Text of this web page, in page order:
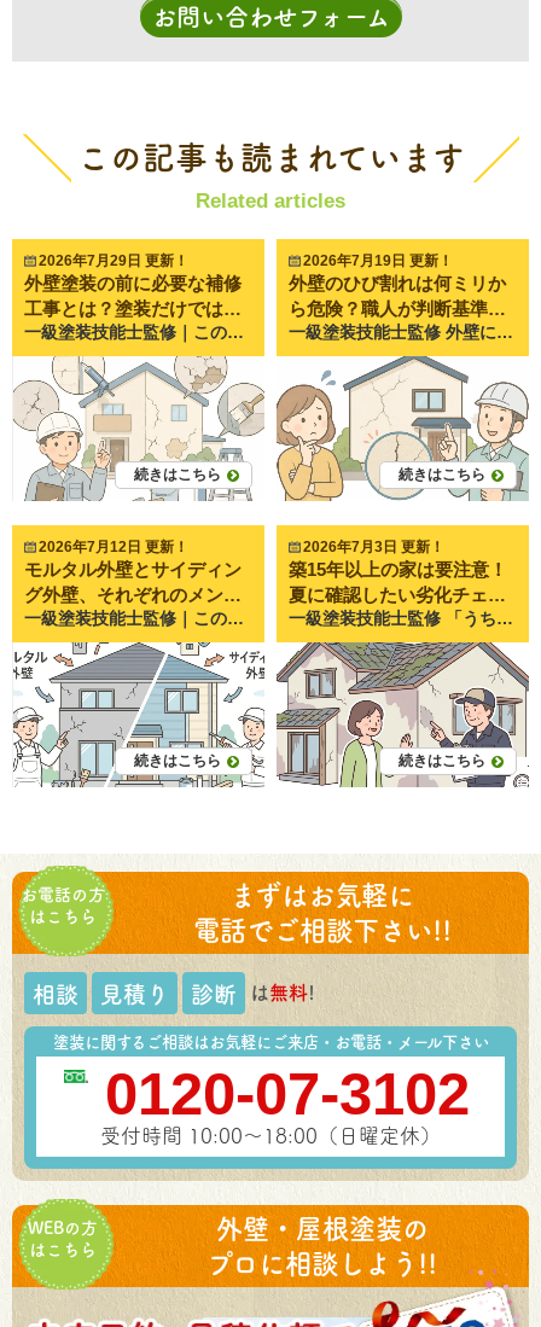
お問い合わせフォーム
この記事も読まれています
Related articles
2026年7月29日 更新！
外壁塗装の前に必要な補修
工事とは？塗装だけでは直
らない劣化を一級塗装技能
士が解説
一級塗装技能士監修｜この記事では、外壁塗装の前に行う補修工事の種類や必要性について、専門業者の視点からわかりやすく解説します。塗装だけでは改善できない症状や、補修を省略した場合のリスクについても詳しくご紹介します。 外壁塗装の前に必要な補修工事とは？塗装だけでは直らない劣化を一級塗装技能士が解説 一級塗装技能士監修｜この記事では、外壁塗装前に必要となる補修工事について詳しく解説します。塗装は家をきれいにするだけでなく、建物を長く守るための工事です。その効果を十分に発揮するには、塗る前の下地補修が欠かせません。 外壁塗装をご検討中のお客様から、 「ひび割れも一緒に直りますか？」 「塗装すれば全部きれいになりますか？」 「補修工事って本当に必要なんですか？」 というご質問をいただくことがあります。 岡山県倉敷市・岡山市で20年以上施工を続けるペイントプロ美達でも、このようなご相談は非常に多く寄せられます。 結論からお伝えすると、塗装だけでは直らない劣化があります。 むしろ、補修工事をしないまま塗装すると、せっかくの塗装が数年で傷んでしまうこともあります。 今回は、外壁塗装前に行う補修工事について、職人の視点からわかりやすくご紹介します。 外壁塗装の前に補修工事が必要な理由 塗装は「家を修理する工事」ではない 塗装には、防水性や耐久性を高める役割があります。 しかし、塗料そのものには割れた外壁を元通りにする力はありません。 例えば、 ・ひび割れ ・外壁の欠け ・サイディングの隙間 ・剥がれ ・浮き このような症状は、まず補修してから塗装します。 つまり、 「補修→下塗り→中塗り→上塗り」 という順番で施工することで、本来の耐久性が得られます。 補修をしないまま塗装するとどうなる？ 補修を省略すると、 ・ひび割れが再発する ・雨水が侵入する ・塗膜が割れる ・膨れや剥がれが起こる など、早期劣化につながります。 見た目はきれいでも、中身が傷んだままでは意味がありません。 外壁塗装前によく行う補修工事の種類 ひび割れ（クラック）補修 最も多い補修がひび割れです。 細いひびなら専用の補修材を充填し、大きなひびは内部まで補修を行います。 幅や深さによって補修方法は変わります。 職人は、見た目だけではなく、建物の動きや劣化状況まで確認しています。 （施工前後の写真を掲載すると非常に分かりやすいポイントです。） コーキング（シーリング）の打ち替え・増し打ち サイディング住宅では欠かせない工事です。 コーキングとは、外壁同士のつなぎ目にあるゴム状の部分です。 紫外線で硬くなると、 ・ひび割れ ・剥離 ・隙間 が発生します。 この状態では雨水が侵入しやすくなるため、多くの場合は新しく打ち替えます。 ペイントプロ美達でも、この補修を行ってから塗装しています。 外壁の浮き・剥がれ補修 モルタル外壁では、下地から浮いているケースがあります。 浮いたまま塗装すると、数年以内に剥がれる可能性があります。 必要に応じて固定や部分補修を行い、安全な状態に戻してから塗装します。 欠け・欠損部分の補修 外壁の角が欠けたり、ぶつけて割れている場合もあります。 このまま塗装すると、欠けた部分はそのまま残ります。 専用の補修材で形を整えたうえで塗装することで、仕上がりも美しくなります。 金属部分のサビ補修 雨樋金具や鉄部ではサビもよく見られます。 塗装前には、 ・サビ落とし ・ケレン作業（古い塗膜やサビを削る作業） ・サビ止め塗装 を行います。 この下準備が塗膜の寿命を左右します。 塗装だけでは直らないケースもある 雨漏りしている場合 雨漏りは原因を特定しなければ改善しません。 塗装だけでは止まらないことも多く、防水工事や板金工事が必要になるケースがあります。 外壁内部まで傷んでいる場合 水分が長期間入り込むと、内部の木材まで腐食していることがあります。 この場合は一部張り替えや下地交換が必要です。 下地が腐食している場合 塗料は下地に密着して初めて性能を発揮します。 土台が傷んでいれば、どんな高性能塗料でも長持ちしません。 ペイントプロ美達で実際によくあるご相談 「塗装だけで直りますか？」というご相談が非常に多い 私たちがお客様のお宅を調査すると、 「他社では塗装だけと言われました」 というケースがあります。 しかし実際には、 ・コーキングが切れている ・外壁が割れている ・サビが進行している という状態も珍しくありません。 そのため美達では、補修が必要な箇所を写真で撮影し、一つひとつご説明しています。 「なぜ補修が必要なのか」をご理解いただいてから工事を進めるよう心掛けています。 補修を行った施工事例をご紹介 （ここには実際の施工事例がおすすめです。） ・補修前 ・補修中 ・塗装後 この3枚を掲載すると、お客様にも違いが伝わりやすくなります。 良い塗装工事は見えない補修で決まる 見積書で確認したい補修項目 見積書を見る際は、 ・クラック補修 ・コーキング工事 ・下地補修 ・ケレン作業 などが記載されているか確認しましょう。 「一式」とだけ書かれている場合は、内容を確認することをおすすめします。 補修内容を写真で説明してくれる業者を選ぶ 信頼できる業者は、 「どこを、どのように補修したか」 を写真付きで説明してくれます。 見えない部分だからこそ、丁寧に説明してくれる会社を選ぶことが、満足のいく工事につながります。 まとめ｜長持ちする塗装は補修工事から始まる 外壁塗装は、塗料を塗ることだけが工事ではありません。 建物の状態を正しく診断し、必要な補修を丁寧に行うことで、初めて塗装本来の耐久性を発揮できます。 特に岡山県倉敷市・岡山市でも、築15年以上のお住まいでは、ひび割れやコーキングの劣化が見つかるケースが少なくありません。補修を適切に行うことが、将来的な雨漏りや大規模な修繕を防ぐことにもつながります。 ペイントプロ美達では、お住まいの状態を細かく点検し、補修が必要な箇所は写真を使いながらわかりやすくご説明しています。「本当に補修が必要なのか」「塗装だけで大丈夫なのか」といった疑問にも、一級塗装技能士の視点で丁寧にお答えしています。 外壁のひび割れやコーキングの劣化など、少しでも気になる症状がありましたら、お気軽にペイントプロ美達へご相談ください。現地調査・お見積もりを通して、お住まいに合った最適なメンテナンス方法をご提案いたします。
続きはこちら
2026年7月19日 更新！
外壁のひび割れは何ミリか
ら危険？職人が判断基準を
解説
一級塗装技能士監修 外壁にひび割れを見つけると、「すぐに補修しないと危険なの？」「塗装だけで直るの？」と不安になる方は多いのではないでしょうか。 実際にペイントプロ美達でも、倉敷市や岡山市のお客様から「このひび割れは大丈夫ですか？」というご相談を数多くいただきます。 しかし、外壁のひび割れはすべてが危険というわけではありません。幅や深さ、発生している場所によって緊急性は大きく異なります。 この記事では、外壁のひび割れは何ミリから危険なのか、職人が現場で実際に判断している基準をわかりやすく解説します。 外壁のひび割れは何ミリから危険なのか？ 結論からいうと、一般的に幅0.3mmが一つの判断基準になります。 もちろん幅だけで全てを判断できるわけではありませんが、多くの建築業界では0.3mm以上のひび割れを注意が必要なクラックとして扱います。 0.3mm未満はヘアークラックと呼ばれる 髪の毛ほどの細さのひび割れをヘアークラックと呼びます。 幅は0.3mm未満で、塗膜だけに発生しているケースがほとんどです。 この段階で直ちに雨漏りする可能性は高くありませんが、塗膜の劣化が始まっているサインではあります。 次回の塗装時期を検討する目安になるでしょう。 0.3mm以上は注意が必要 0.3mmを超えると外壁材自体にひび割れが及んでいる可能性があります。 ここからは雨水が入り込みやすくなり、外壁内部への影響も考えられます。 専門業者による点検を受けることをおすすめします。 1mm以上は早めの点検がおすすめ 1mm以上のひび割れになると、建物内部へ水が侵入するリスクが高まります。 実際にペイントプロ美達でも、雨漏り相談のお宅を調査すると1mm以上のクラックが見つかるケースは少なくありません。 ひび割れを見つけたら放置せず、早めに状態を確認してもらうことが大切です。 外壁にひび割れが発生する原因 紫外線による劣化 岡山県は全国的に見ても晴天日数が多い地域です。 外壁は毎日紫外線を受け続けるため、塗膜が徐々に劣化していきます。 防水性能が低下すると外壁表面が硬くなり、ひび割れが発生しやすくなります。 建物の揺れや地震 建物は常に微細な揺れを繰り返しています。 大型車両の通行や地震、強風などの影響によって外壁に負荷がかかり、クラックが発生することがあります。 防水性能の低下 塗装の防水効果が弱くなると、外壁が水分を吸収しやすくなります。 乾燥と吸水を繰り返すことで膨張と収縮が起こり、ひび割れにつながります。 施工後の経年劣化 どんな外壁でも時間とともに劣化します。 新築から10年以上経過すると、ひび割れの発生リスクは徐々に高まります。 ひび割れの種類によって危険度は違う ヘアークラック 最も多いのがヘアークラックです。 細く浅いひび割れで、塗膜の劣化が主な原因です。 比較的緊急性は低いものの、放置期間が長くなると進行することがあります。 構造クラック 幅が大きく深いひび割れです。 建物の動きや構造部分に影響している可能性があります。 雨漏りや内部腐食の原因となるため注意が必要です。 開口部周辺のクラック 窓やドアの角付近は力が集中しやすい場所です。 斜めにひび割れが伸びている場合は、特に慎重な確認が必要になります。 危険なひび割れを放置するとどうなる？ 雨水が侵入する ひび割れから侵入した雨水は外壁内部に溜まります。 表面上は小さなひび割れでも、内部では被害が広がっていることがあります。 外壁内部が腐食する 木造住宅の場合、柱や下地材が腐食する恐れがあります。 見えない部分で劣化が進むため発見が遅れやすいのが特徴です。 補修費用が高額になる 早期なら数万円の補修で済む場合でも、内部まで傷んでしまうと数十万円以上の工事が必要になることがあります。 自分でできるひび割れチェック方法 幅を確認する 0.3mmを超えているかどうかを目安にしましょう。 名刺や定規を当てるだけでもある程度の判断ができます。 長さを確認する 短いひび割れよりも長く連続しているひび割れの方がリスクは高くなります。 特に1m以上続くクラックは注意が必要です。 場所を確認する 窓周辺や建物の角部分は要注意ポイントです。 力が集中しやすいため、劣化が進行しやすい傾向があります。 ひび割れの補修方法 塗装だけで対応できるケース ヘアークラック程度であれば、下地処理後の塗装工事で改善できる場合があります。 コーキング補修が必要なケース 0.3mm以上のクラックでは、専用の補修材を充填してから塗装する方法が一般的です。 単純に塗るだけでは再発する可能性があります。 外壁補修工事が必要なケース 大きなクラックや構造クラックの場合は、外壁補修工事そのものが必要になるケースもあります。 現場ごとの判断が重要になります。 岡山・倉敷で多いひび割れ相談事例 モルタル外壁のひび割れ ペイントプロ美達で特に多いのがモルタル外壁のご相談です。 築15年以上のお住まいでは、窓周辺や外壁の継ぎ目付近にクラックが発生しているケースをよく見かけます。 施工写真のビフォーアフターを見ると、お客様が気づいていなかった細かなひび割れが多数見つかることもあります。 サイディング外壁のひび割れ サイディングの場合は、外壁材よりもコーキングの劣化から始まることが多いです。 コーキングが割れると雨水が侵入しやすくなり、結果として外壁材の劣化につながります。 定期的な点検が重要です。 まとめ 外壁のひび割れは、一般的に0.3mm以上になると注意が必要とされています。 ただし、本当に重要なのは幅だけではありません。 ひび割れの深さや長さ、発生場所によって危険度は大きく変わります。 ペイントプロ美達でも、「小さなひび割れだから大丈夫だと思っていたら、実は内部まで傷んでいた」というケースを何度も見てきました。 反対に、見た目は気になるものの緊急性が低く、次回塗装時に対応できるケースもあります。 ひび割れは早期発見・早期対応が何より大切です。 もしご自宅の外壁に気になるひび割れがある場合は、無理に自己判断せず専門業者に状態を確認してもらうことをおすすめします。 ペイントプロ美達では、岡山市・倉敷市を中心に外壁診断や劣化チェックを行っています。「このひび割れは大丈夫？」というご相談だけでも構いません。お住まいを長持ちさせるために、まずは現在の状態を知ることから始めてみてはいかがでしょうか。
続きはこちら
2026年7月12日 更新！
モルタル外壁とサイディン
グ外壁、それぞれのメンテ
ナンス方法
一級塗装技能士監修｜この記事では、モルタル外壁とサイディング外壁の違いや、それぞれに適したメンテナンス方法についてわかりやすく解説します。外壁材によって劣化の仕方や必要な工事は大きく異なります。「うちの外壁にはどんなメンテナンスが必要なの？」という疑問をお持ちの方はぜひ参考にしてください。 モルタル外壁とサイディング外壁、それぞれのメンテナンス方法 住宅の外壁にはさまざまな種類がありますが、岡山県倉敷市・岡山市周辺で多く見られるのが「モルタル外壁」と「サイディング外壁」です。 どちらも住宅を雨や紫外線から守る重要な役割を担っていますが、構造や特徴が異なるため、必要なメンテナンス方法も変わります。 ペイントプロ美達でも現地調査の際に、 「うちの外壁はモルタルですか？」 「サイディングって何ですか？」 「塗装だけで大丈夫ですか？」 というご相談をよくいただきます。 今回はそれぞれの特徴や劣化症状、適切なメンテナンス方法について詳しく解説します。 モルタル外壁とサイディング外壁の違いとは？ まずは外壁の種類について確認してみましょう。 モルタル外壁とは モルタルとは、セメントと砂、水を混ぜて作る外壁材です。 職人が現場で塗り付けて仕上げるため、継ぎ目のない美しいデザインが特徴です。 築20年以上の住宅ではモルタル外壁が多く採用されています。 モルタル外壁の特徴 継ぎ目が少ない デザインの自由度が高い 重厚感がある ひび割れが発生しやすい 岡山・倉敷エリアでも築年数の経過した住宅では今でも多く見られます。 サイディング外壁とは サイディングは工場で製造された外壁パネルを張り付ける工法です。 現在の住宅では最も普及している外壁材です。 サイディング外壁の特徴 デザインが豊富 工期が短い 品質が安定している 継ぎ目（目地）がある 特に近年建てられた住宅の多くは窯業系サイディングが採用されています。 モルタル外壁でよく見られる劣化症状 モルタル外壁は塗膜と下地の状態が重要です。 ひび割れ（クラック） モルタル外壁で最も多い劣化症状です。 地震や振動、乾燥収縮によってひび割れが発生します。 細いひび割れ 髪の毛ほどの細いひび割れであればすぐに危険というわけではありません。 しかし放置すると雨水が侵入しやすくなります。 大きなひび割れ 幅が広いひび割れは注意が必要です。 内部まで水が入り込み、雨漏りや下地の腐食につながることがあります。 塗膜の剥がれ 塗装による防水機能が低下すると、塗膜が浮いたり剥がれたりします。 防水性能が失われるため早めの対応が必要です。 チョーキング現象 外壁を触った時に白い粉が手につく状態です。 これは塗膜が紫外線で劣化しているサインです。 ペイントプロ美達でも現地調査時によく確認するポイントです。 モルタル外壁のメンテナンス方法 定期的な塗装工事 モルタル外壁の基本的なメンテナンスは塗装です。 塗装によって防水性能を維持できます。 目安として10～15年程度で点検をおすすめしています。 ひび割れ補修 ひび割れを補修してから塗装を行います。 補修せずに塗装しても再発しやすいためです。 補修方法 シーリング補修 Vカット補修 樹脂注入補修 ひび割れの大きさによって工法を使い分けます。 防水性の高い塗料を選ぶ モルタルはひび割れが起きやすいため、柔軟性のある塗料との相性が良い場合があります。 外壁の状態に合わせた塗料選びが重要です。 サイディング外壁でよく見られる劣化症状 サイディングはパネル自体だけでなく、継ぎ目の状態も重要です。 コーキングの劣化 サイディング外壁最大の弱点がコーキングです。 コーキングとはパネル同士の隙間を埋めるゴム状の材料です。 劣化症状 ひび割れ 肉やせ 剥離 これらが発生すると雨水が侵入しやすくなります。 反り・浮き サイディングは水分を吸収すると反ることがあります。 反りが進行すると外壁材そのものの交換が必要になる場合もあります。 色あせ 紫外線によって塗膜が劣化すると色あせが発生します。 見た目の問題だけでなく、防水性能低下のサインでもあります。 コケ・カビの発生 北面や日陰部分でよく見られます。 美観だけでなく外壁の劣化を早める原因にもなります。 サイディング外壁のメンテナンス方法 コーキングの打ち替え サイディング外壁で特に重要なメンテナンスです。 古いコーキングを撤去して新しく施工します。 打ち替えが必要な理由 コーキングは外壁よりも先に劣化することが多いためです。 塗装だけでは十分な防水性能を回復できません。 外壁塗装 サイディング自体も塗装による保護が必要です。 塗膜が劣化すると水を吸収しやすくなります。 その結果、反りや割れの原因になります。 反りや浮きの補修 状態によってはビス固定や部分交換を行います。 放置すると補修費用が大きくなるため早めの対応がおすすめです。 モルタルとサイディング、どちらが長持ちする？ お客様からよくいただく質問です。 結論から言うと、 「適切なメンテナンスを行った方が長持ちする」 というのが正しい答えです。 モルタルはひび割れ対策が重要です。 サイディングはコーキング管理が重要です。 どちらも定期的な点検と塗装を行えば長く住み続けることができます。 美達が現場で感じる外壁トラブルの傾向 ペイントプロ美達では倉敷市・岡山市を中心に数多くの住宅を調査しています。 その中で感じるのは、 「外壁材そのものよりもメンテナンス時期を逃しているケースが多い」 ということです。 例えば、 モルタル外壁のひび割れを何年も放置していたケース。 サイディングのコーキングが完全に割れていたケース。 どちらも早めに対応していれば比較的軽微な補修で済んだ可能性があります。 実際にご相談をいただくタイミングとしては、 「近所で工事をしている業者に指摘された」 「塗装から15年以上経っている」 「雨漏りする前に確認したい」 という方が多くいらっしゃいます。 外壁は毎日少しずつ劣化していくため、症状が軽いうちの点検が重要です。 まとめ｜外壁材に合わせたメンテナンスが大切です モルタル外壁とサイディング外壁は、それぞれ劣化の特徴が異なります。 モルタル外壁はひび割れの管理が重要です。 サイディング外壁はコーキングの劣化管理が欠かせません。 どちらの外壁も、定期的な点検と適切な塗装によって住宅を長く守ることができます。 外壁の種類が分からない場合や、今の状態が問題ないか気になる場合は、まずは専門業者による点検がおすすめです。 ペイントプロ美達では、倉敷市・岡山市を中心に外壁診断を行っています。 「うちの外壁はモルタル？サイディング？」 「塗装の時期なのか知りたい」 「ひび割れやコーキングが気になる」 そんな小さな疑問でもお気軽にご相談ください。住まいの状態を分かりやすくご説明し、お客様に合ったメンテナンス方法をご提案いたします。
続きはこちら
2026年7月3日 更新！
築15年以上の家は要注意！
夏に確認したい劣化チェッ
クリスト
一級塗装技能士監修 「うちはまだ大丈夫だろう」と思っていても、築15年を超えた住宅では目に見えない劣化が進んでいるケースが少なくありません。 特に夏は強い紫外線や高温、突然のゲリラ豪雨など、住宅にとって過酷な季節です。外壁や屋根の劣化が進んでいると、雨漏りや建物内部の傷みにつながることもあります。 実際にペイントプロ美達でも、夏場になると「外壁の色あせが気になる」「屋根が傷んでいないか心配」「最近雨漏りが始まった」といったご相談が増えてきます。 今回は、築15年以上のお住まいの方に向けて、夏に確認しておきたい住宅の劣化チェックポイントをわかりやすく解説します。 築15年以上の住宅が劣化しやすい理由 住宅は新築時が最も性能が高く、年月とともに少しずつ劣化していきます。 特に築15年前後は、外壁塗装や屋根塗装のメンテナンス時期と重なるため、さまざまな不具合が現れ始めるタイミングです。 紫外線によるダメージの蓄積 岡山県は比較的晴れの日が多く、紫外線量も少なくありません。 外壁や屋根は毎日紫外線を受け続けるため、塗膜が少しずつ劣化していきます。 塗膜とは、塗装によってできる保護膜のことです。 この保護膜が弱くなると、防水性能も低下してしまいます。 雨や湿気の影響 梅雨や台風、ゲリラ豪雨による雨水も住宅を傷める原因です。 塗装が劣化すると外壁や屋根が水を吸いやすくなり、ひび割れや反りの原因になります。 新築時の防水性能が低下する時期 外壁の継ぎ目に使われるコーキング材や、防水工事の防水層も永久には持ちません。 築15年を超える頃には、劣化が目立ち始めることが多いです。 夏に確認したい外壁の劣化チェックリスト 外壁を触ると白い粉がつく 外壁を手で触った時に白い粉が付く状態を「チョーキング現象」と呼びます。 これは塗膜が紫外線で分解されているサインです。 ペイントプロ美達でも現地調査の際によく見かける症状です。 チョーキングが出ている場合は、塗り替え時期の目安と考えてよいでしょう。 【施工写真活用ポイント】 ・白い粉が手についた写真 ・チョーキング検査の様子 色あせや変色がある 新築時と比べて色が薄くなったり、部分的に変色している場合も注意が必要です。 特に南面や西面は紫外線の影響を受けやすく、劣化が進みやすい傾向があります。 色あせは見た目の問題だけでなく、防水性能低下のサインでもあります。 ひび割れが発生している 外壁のひび割れは放置しないことが重要です。 細いひび割れでも雨水が入り込み、内部の劣化につながる場合があります。 髪の毛ほどの細さのひび割れでも、一度点検をおすすめします。 【施工写真活用ポイント】 ・ひび割れ補修前後 ・クラック調査の様子 コーキングが割れている サイディング外壁の継ぎ目にあるゴム状の部分がコーキングです。 ひび割れや剥離が見られる場合、防水性能が大きく低下しています。 美達でも築15年以上のお住まいでは、コーキングの劣化相談が非常に多くなっています。 夏に確認したい屋根の劣化チェックリスト 屋根の色あせ 屋根は外壁以上に紫外線を受けています。 色あせは塗膜の劣化が進行しているサインです。 コケやカビの発生 屋根に緑色や黒色の汚れが付着している場合は、コケやカビの可能性があります。 見た目の問題だけでなく、屋根材の劣化を早める原因にもなります。 屋根材のズレや割れ 台風や強風の影響で屋根材がズレたり割れたりしている場合があります。 ただし、自分で屋根に上るのは非常に危険です。 地上から見える範囲で確認しましょう。 雨漏りの前兆 以下の症状は雨漏りの前兆かもしれません。 天井のシミ クロスの浮き カビ臭さ 窓まわりの変色 これらが見られる場合は早めの点検がおすすめです。 ベランダ・防水部分も要チェック 防水層のひび割れ ベランダ床に細かなひび割れが出ている場合、防水層の劣化が進んでいる可能性があります。 水たまりができる 雨の後に長時間水が残る場合は排水不良や防水層の劣化が考えられます。 排水口の詰まり 夏は落ち葉やゴミがたまりやすくなります。 定期的な清掃も重要です。 【施工写真活用ポイント】 ・防水工事施工前後 ・排水口清掃の様子 劣化を放置するとどうなる？ 塗装だけで済まなくなる 早めのメンテナンスであれば塗装工事で対応できるケースが多くあります。 しかし放置すると外壁材や屋根材そのものの交換が必要になる場合があります。 雨漏り修理は高額になりやすい 雨漏りは発生箇所だけでなく、内部の木材まで傷んでいるケースがあります。 結果として工事費用が大きくなることも珍しくありません。 建物の寿命が短くなる 住宅は定期的なメンテナンスを行うことで長持ちします。 逆に放置すると、本来の寿命より早く傷みが進んでしまいます。 自分で点検するときの注意点 屋根には絶対に上らない 毎年、点検中の転落事故が発生しています。 屋根点検は必ず専門業者に依頼しましょう。 双眼鏡や写真を活用する スマートフォンで写真を撮影したり、双眼鏡で確認するだけでも異常を発見できることがあります。 気になる症状は早めに相談 「まだ大丈夫かな」と迷う段階で相談するのが理想です。 実際にペイントプロ美達でも、 「もっと早く相談しておけばよかった」 「塗装だけで済むと思わなかった」 というお声をいただくことがあります。 劣化は早期発見・早期対応が何より重要です。 まとめ｜築15年以上なら一度はプロの点検を 築15年以上のお住まいでは、外壁・屋根・防水部分にさまざまな劣化症状が現れ始めます。 特に夏は紫外線や豪雨によって劣化が進みやすい季節です。 今回ご紹介したチェックリストの中で、 外壁を触ると白い粉が付く 色あせが目立つ ひび割れがある コーキングが割れている ベランダに水たまりができる 天井にシミがある といった症状が見られる場合は、一度専門業者による点検をおすすめします。 ペイントプロ美達では、岡山市・倉敷市を中心に外壁塗装、屋根塗装、防水工事のご相談を承っています。 無理に工事をおすすめすることはありませんので、「うちの状態は大丈夫かな？」という段階でもお気軽にご相談ください。住まいを長持ちさせるための最適なメンテナンス方法を、現場経験豊富な職人の目線でわかりやすくご説明いたします。
続きはこちら
お電話の方
はこちら
まずはお気軽に
電話でご相談下さい!!
相談 見積り 診断 は無料!
塗装に関するご相談はお気軽にご来店・お電話・メール下さい
0120-07-3102
受付時間 10:00～18:00（日曜定休）
WEBの方
はこちら
外壁・屋根塗装の
プロに相談しよう!!